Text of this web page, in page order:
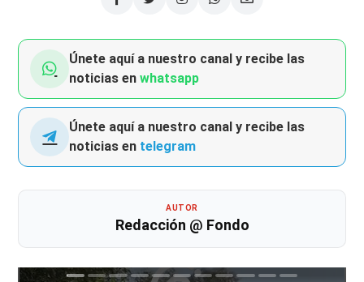
Únete aquí a nuestro canal y recibe las
noticias enwhatsapp
Únete aquí a nuestro canal y recibe las
noticias en telegram
AUTOR
Redacción @ Fondo